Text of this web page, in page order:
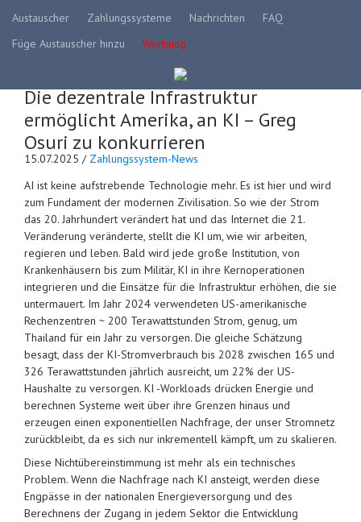
Austauscher Zahlungssysteme Nachrichten
FAQ
Füge Austauscher hinzu
Werbung
Die dezentrale Infrastruktur
ermöglicht Amerika, an KI – Greg
Osuri zu konkurrieren
15.07.2025 / Zahlungssystem-News
AI ist keine aufstrebende Technologie mehr. Es ist hier und wird
zum Fundament der modernen Zivilisation. So wie der Strom
das 20. Jahrhundert verändert hat und das Internet die 21.
Veränderung veränderte, stellt die KI um, wie wir arbeiten,
regieren und leben. Bald wird jede große Institution, von
Krankenhäusern bis zum Militär, KI in ihre Kernoperationen
integrieren und die Einsätze für die Infrastruktur erhöhen, die sie
untermauert. Im Jahr 2024 verwendeten US-amerikanische
Rechenzentren ~ 200 Terawattstunden Strom, genug, um
Thailand für ein Jahr zu versorgen. Die gleiche Schätzung
besagt, dass der KI-Stromverbrauch bis 2028 zwischen 165 und
326 Terawattstunden jährlich ausreicht, um 22% der US-
Haushalte zu versorgen. KI -Workloads drücken Energie und
berechnen Systeme weit über ihre Grenzen hinaus und
erzeugen einen exponentiellen Nachfrage, der unser Stromnetz
zurückbleibt, da es sich nur inkrementell kämpft, um zu skalieren.
Diese Nichtübereinstimmung ist mehr als ein technisches
Problem. Wenn die Nachfrage nach KI ansteigt, werden diese
Engpässe in der nationalen Energieversorgung und des
Berechnens der Zugang in jedem Sektor die Entwicklung